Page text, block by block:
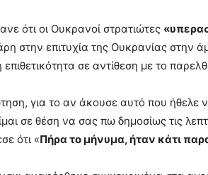
ότι οι Ουκρανοί στρατιώτες
στην επιτυχία της Ουκρανίας
επιθετικότητα σε αντίθεση με το
για το αν άκουσε αυτό που ήθελε
σε θέση να σας πω δημοσίως τις
ότι «Πήρα το μήνυμα, ήταν κάτι